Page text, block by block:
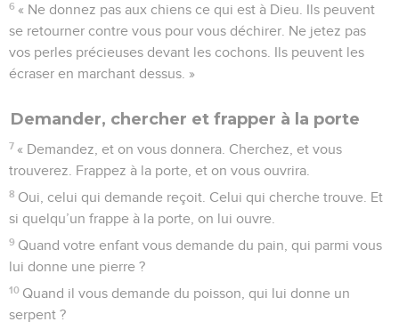
6 « Ne donnez pas aux chiens ce qui est à Dieu. Ils peuvent
se retourner contre vous pour vous déchirer. Ne jetez pas
vos perles précieuses devant les cochons. Ils peuvent les
écraser en marchant dessus. »
Demander, chercher et frapper à la porte
7 « Demandez, et on vous donnera. Cherchez, et vous
trouverez. Frappez à la porte, et on vous ouvrira.
8 Oui, celui qui demande reçoit. Celui qui cherche trouve. Et
si quelqu’un frappe à la porte, on lui ouvre.
9 Quand votre enfant vous demande du pain, qui parmi vous
lui donne une pierre ?
10 Quand il vous demande du poisson, qui lui donne un
serpent ?